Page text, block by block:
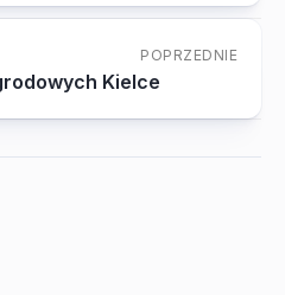
POPRZEDNIE
Kielce